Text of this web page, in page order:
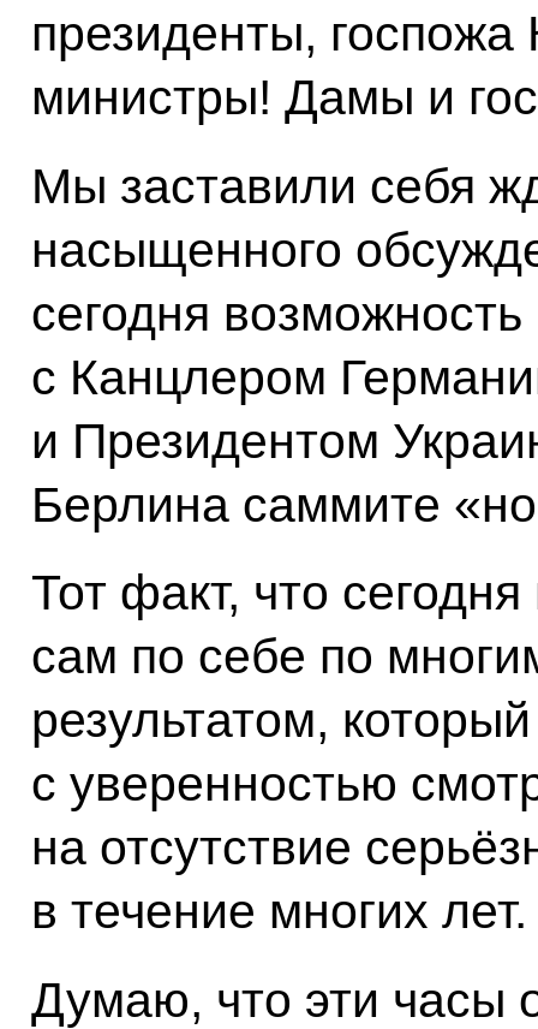
президенты, госпожа
министры! Дамы и
Мы заставили себя
насыщенного
сегодня
с Канцлером
и Президентом
Берлина саммите
Тот факт, что
сам по себе по
результатом,
с уверенностью
на отсутствие
в течение многих лет.
Думаю, что эти часы